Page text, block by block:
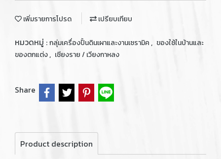
เพิ่มรายการโปรด เปรียบเทียบ
หมวดหมู่ :กลุ่มเครื่องปั้นดินเผาและงานเซรามิค , ของใช้ในบ้านและ
ของตกแต่ง, เชียงราย / เวียงกาหลง
Share
Product description